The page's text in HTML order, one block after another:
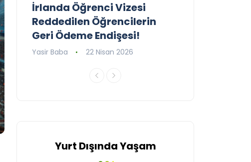
İrlanda Öğrenci Vizesi
Reddedilen Öğrencilerin
Geri Ödeme Endişesi!
Yasir Baba 22 Nisan 2026
Yurt Dışında Yaşam